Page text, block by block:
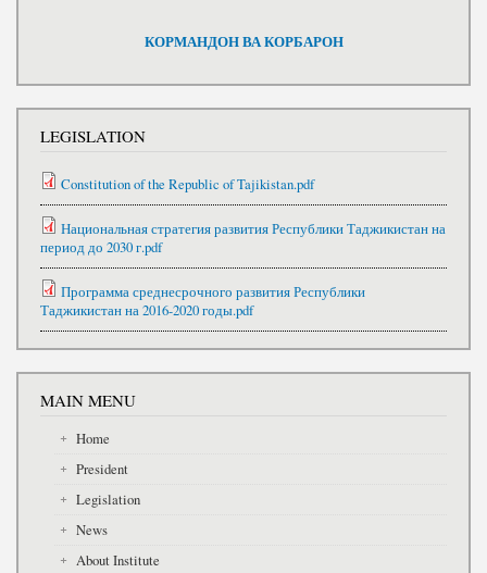
КОРМАНДОН ВА КОРБАРОН
LEGISLATION
Constitution of the Republic of Tajikistan.pdf
Национальная стратегия развития Республики Таджикистан на
период до 2030 г.pdf
Программа среднесрочного развития Республики
Таджикистан на 2016-2020 годы.pdf
MAIN MENU
Home
President
Legislation
News
About Institute